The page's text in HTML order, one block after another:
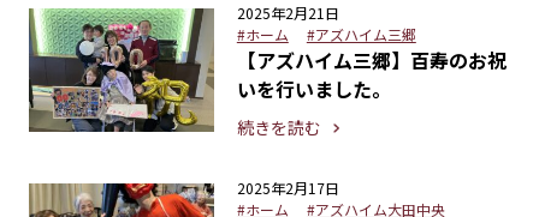
2025年2月21日
#ホーム
#アズハイム三郷
【アズハイム三郷】百寿のお祝
いを行いました。
続きを読む
2025年2月17日
#ホーム
#アズハイム大田中央